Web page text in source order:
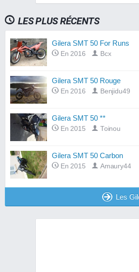
LES PLUS RÉCENTS
Gilera SMT 50 For Runs
En 2016 Bcx
Gilera SMT 50 Rouge
En 2016 Benjidu49
Gilera SMT 50 **
En 2015 Toinou
Gilera SMT 50 Carbon
En 2015 Amaury44
Les